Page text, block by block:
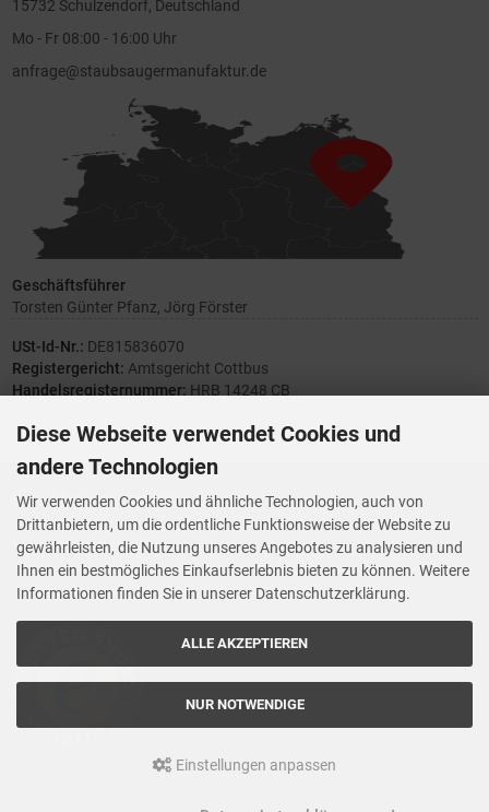
15732 Schulzendorf, Deutschland
Mo - Fr 08:00 - 16:00 Uhr
anfrage@staubsaugermanufaktur.de
Geschäftsführer
Torsten Günter Pfanz, Jörg Förster
USt-Id-Nr.: DE815836070
Registergericht: Amtsgericht Cottbus
Handelsregisternummer: HRB 14248 CB
Ihre Meinung zählt
Vorwerk Ersatzteile
Wenn Ihnen der Service der StaubsaugerManufaktur gefallen hat,
bewerten Sie uns bitte bei Trustedshops.de
Diese Webseite verwendet Cookies und
andere Technologien
Wir verwenden Cookies und ähnliche Technologien, auch von
Drittanbietern, um die ordentliche Funktionsweise der Website zu
gewährleisten, die Nutzung unseres Angebotes zu analysieren und
Ihnen ein bestmögliches Einkaufserlebnis bieten zu können. Weitere
Informationen finden Sie in unserer Datenschutzerklärung.
ALLE AKZEPTIEREN
NUR NOTWENDIGE
Einstellungen anpassen